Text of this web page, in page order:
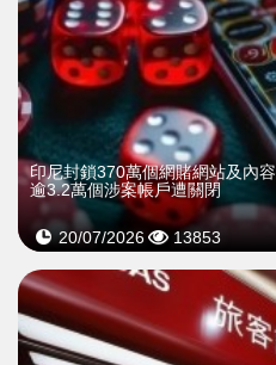
印尼封鎖370萬個網賭網站及內容
逾3.2萬個涉案帳戶遭關閉
20/07/2026 13853